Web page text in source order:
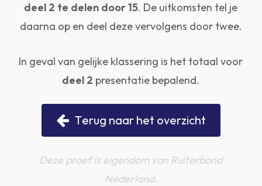
deel 2 te delen door 15. De uitkomsten tel je
daarna op en deel deze vervolgens door twee.
In geval van gelijke klassering is het totaal voor
deel 2 presentatie bepalend.
Terug naar het overzicht
Deze proef is eigendom van Ruiterbond
Nederland.